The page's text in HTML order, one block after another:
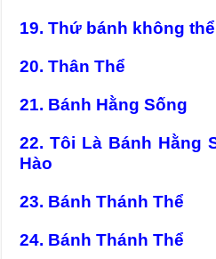
19. Thứ bánh không
20. Thân Thể
21. Bánh Hằng Sống
22. Tôi Là Bánh Hằng
Hào
23. Bánh Thánh Thể
24. Bánh Thánh Thể